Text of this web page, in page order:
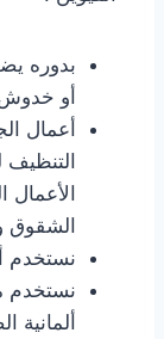
بدوره
أو خدوش
أعمال
التنظيف
الأعمال
الشقوق
نستخدم
نستخدم
ألمانية